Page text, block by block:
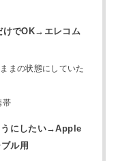
けでOK→エレコム
まの状態にしていた
帯
うにしたい→Apple
ル用